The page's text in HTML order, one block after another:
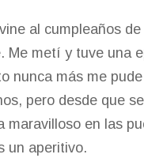
al cumpleaños
Me metí y tuve una
nunca más me
pero desde que
en las
un aperitivo.